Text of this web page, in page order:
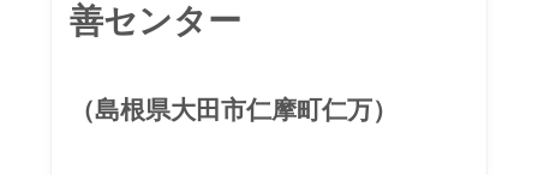
善センター
​（島根県大田市仁摩町仁万）